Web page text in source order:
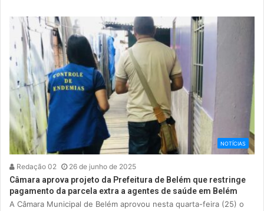
NOTÍCIAS
Redação 02 26 de junho de 2025
Câmara aprova projeto da Prefeitura de Belém que restringe
pagamento da parcela extra a agentes de saúde em Belém
A Câmara Municipal de Belém aprovou nesta quarta-feira (25) o